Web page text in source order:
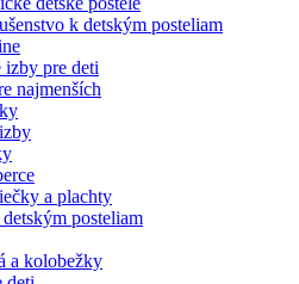
k detským posteliam
pre deti
najmenších
a plachty
posteliam
a kolobežky